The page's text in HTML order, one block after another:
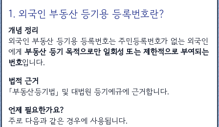
1. 외국인 부동산 등기용 등록번호란?
개념 정리
외국인 부동산 등기용 등록번호는 주민등록번호가 없는 외국인
에게부동산 등기 목적으로만 일회성 또는 제한적으로 부여되는
번호입니다.
법적 근거
「부동산등기법」 및 대법원 등기예규에 근거합니다.
언제 필요한가요?
주로 다음과 같은 경우에 사용됩니다.